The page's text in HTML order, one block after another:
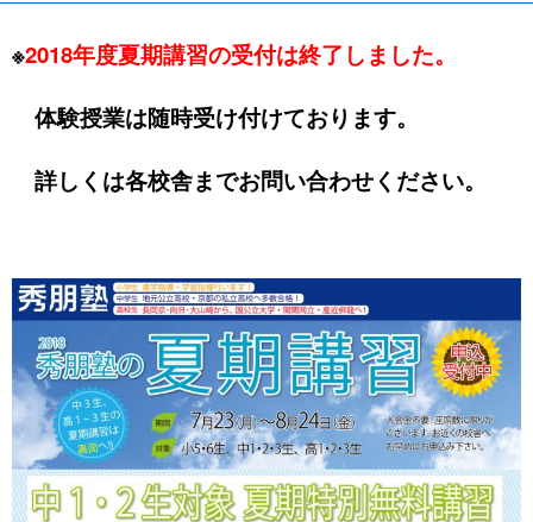
※2018年度夏期講習の受付は終了しました。
体験授業は随時受け付けております。
詳しくは各校舎までお問い合わせください。